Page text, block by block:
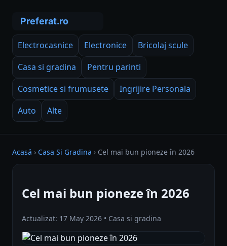
Electrocasnice Electronice
Bricolaj scule
Casa si gradina
Pentru parinti
Cosmetice si frumusete
Ingrijire Personala
Auto
Alte
Acasă › Casa Si Gradina › Cel mai bun pioneze în 2026
Cel mai bun pioneze în 2026
Actualizat: 17 May 2026 • Casa si gradina